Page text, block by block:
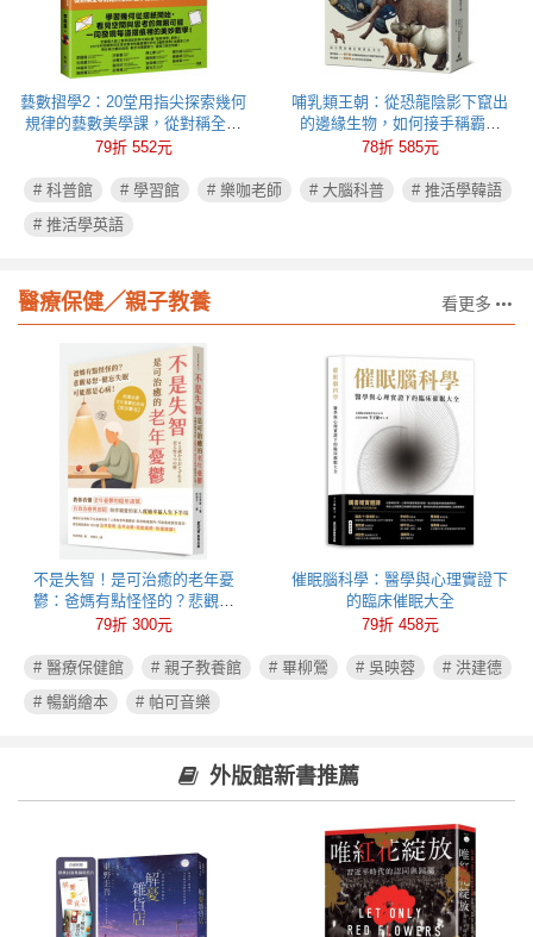
藝數摺學2：20堂用指尖探索幾何
規律的藝數美學課，從對稱全等
到比例相似，動手體驗數學之用
79折 552元
哺乳類王朝：從恐龍陰影下竄出
的邊緣生物，如何接手稱霸地
球？
78折 585元
# 科普館 # 學習館 # 樂咖老師 # 大腦科普
# 推活學韓語
# 推活學英語
醫療保健╱親子教養 看更多
不是失智！是可治癒的老年憂
鬱：爸媽有點怪怪的？悲觀易
怒、健忘失眠可能都是心病！照
79折 300元
催眠腦科學：醫學與心理實證下
的臨床催眠大全
79折 458元
# 醫療保健館 # 親子教養館 # 畢柳鶯 # 吳映蓉
# 洪建德
# 暢銷繪本
# 帕可音樂
外版館新書推薦